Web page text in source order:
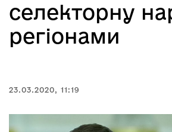
селекторну
регіонами
23.03.2020, 11:19